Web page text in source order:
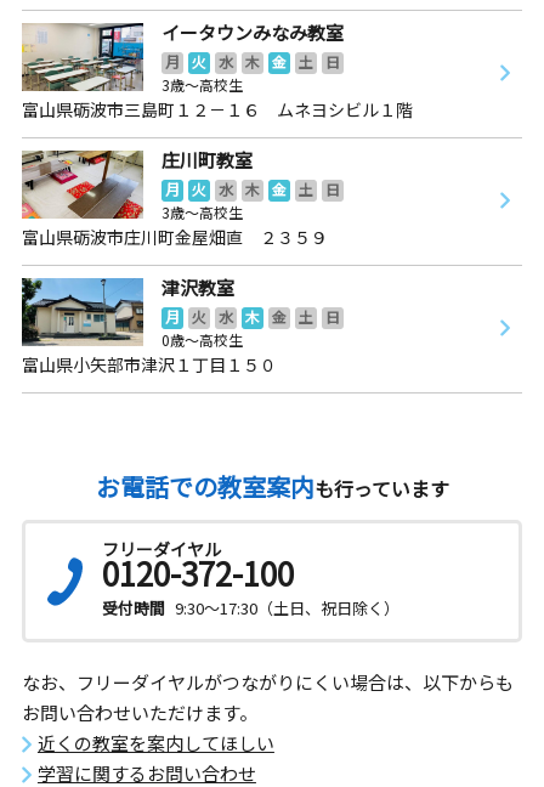
イータウンみなみ教室
月 火 水 木 金 土
日
3歳～高校生
富山県砺波市三島町１２－１６ ムネヨシビル１階
庄川町教室
月 火 水 木 金 土
日
3歳～高校生
富山県砺波市庄川町金屋畑直 ２３５９
津沢教室
月 火 水 木 金 土
日
0歳～高校生
富山県小矢部市津沢１丁目１５０
お電話での教室案内も行っています
フリーダイヤル
0120-372-100
受付時間 9:30～17:30（土日、祝日除く）
なお、フリーダイヤルがつながりにくい場合は、以下からも
お問い合わせいただけます。
近くの教室を案内してほしい
学習に関するお問い合わせ